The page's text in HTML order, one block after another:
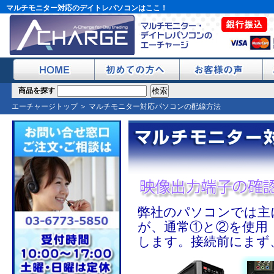
マルチモニター対応のデイトレパソコンはここ！
商品を探す
エーチャージトップ＞ マルチモニター対応パソコンの配線方法
弊社のパソコンでは
が、通常①と②を使用
します。接続前にま